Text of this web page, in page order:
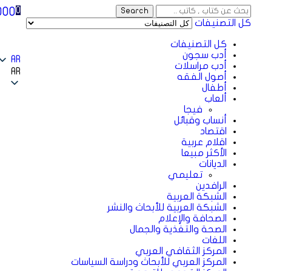
Search
كل التصنيفات
كل التصنيفات
أدب سجون
أدب مراسلات
أصول الفقه
أطفال
ألعاب
فيجا
أنساب وقبائل
اقتصاد
اقلام عربية
الأكثر مبيعا
الديانات
تعليمي
الرافدين
الشبكة العربية
الشبكة العربية للأبحاث والنشر
الصحافة والإعلام
الصحة والتغذية والجمال
اللغات
المركز الثقافي العربي
المركز العربي للأبحاث ودراسة السياسات
0
AR
AR